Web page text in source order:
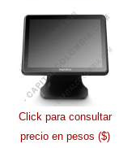
Click para consultar
precio en pesos ($)